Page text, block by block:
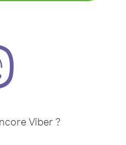
Viber ?